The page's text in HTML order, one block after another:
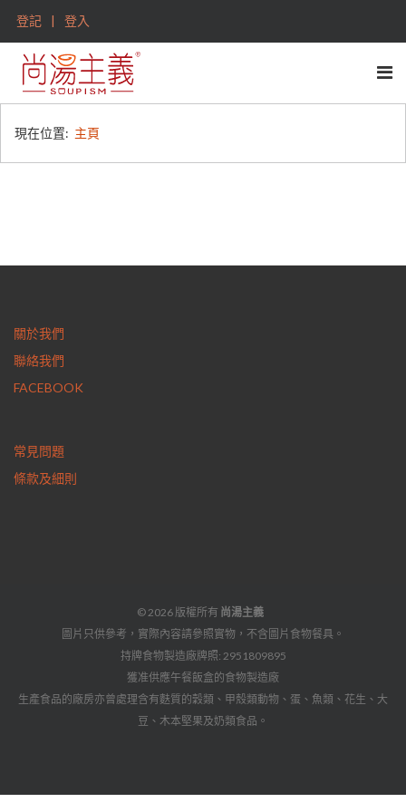
登記 登入
現在位置: 主頁
關於我們
聯絡我們
FACEBOOK
常見問題
條款及細則
© 2026 版權所有 尚湯主義
圖片只供參考，實際內容請參照實物，不含圖片食物餐具。
持牌食物製造廠牌照: 2951809895
獲准供應午餐飯盒的食物製造廠
生產食品的廠房亦曾處理含有麩質的穀類、甲殼類動物、蛋、魚類、花生、大
豆、木本堅果及奶類食品。